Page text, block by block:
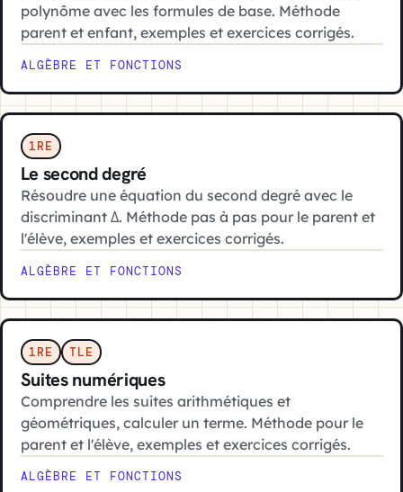
polynôme avec les formules de base. Méthode
parent et enfant, exemples et exercices corrigés.
ALGÈBRE ET FONCTIONS
1RE
Le second degré
Résoudre une équation du second degré avec le
discriminant Δ. Méthode pas à pas pour le parent et
l'élève, exemples et exercices corrigés.
ALGÈBRE ET FONCTIONS
1RE TLE
Suites numériques
Comprendre les suites arithmétiques et
géométriques, calculer un terme. Méthode pour le
parent et l'élève, exemples et exercices corrigés.
ALGÈBRE ET FONCTIONS